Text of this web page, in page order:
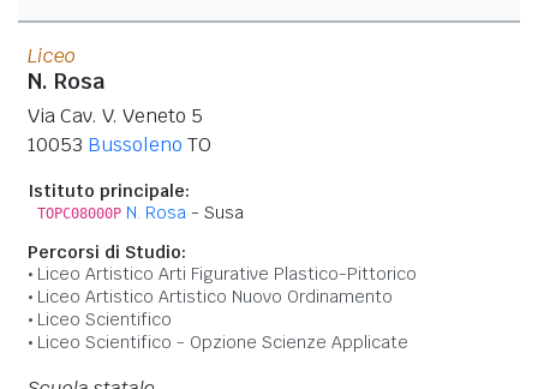
Liceo
N. Rosa
Via Cav. V. Veneto 5
10053 Bussoleno TO
Istituto principale:
TOPC08000P N. Rosa - Susa
Percorsi di Studio:
Liceo Artistico Arti Figurative Plastico-Pittorico
Liceo Artistico Artistico Nuovo Ordinamento
Liceo Scientifico
Liceo Scientifico - Opzione Scienze Applicate